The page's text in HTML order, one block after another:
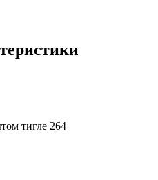
тигле 264